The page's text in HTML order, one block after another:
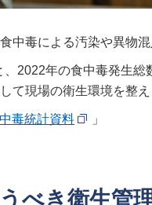
中毒による汚染や異物
、2022年の食中毒発生
て現場の衛生環境を整え
毒統計資料 」
べき衛生管